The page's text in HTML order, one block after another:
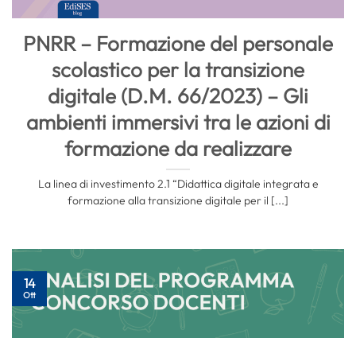
PNRR – Formazione del personale
scolastico per la transizione
digitale (D.M. 66/2023) – Gli
ambienti immersivi tra le azioni di
formazione da realizzare
La linea di investimento 2.1 “Didattica digitale integrata e
formazione alla transizione digitale per il [...]
14
Ott